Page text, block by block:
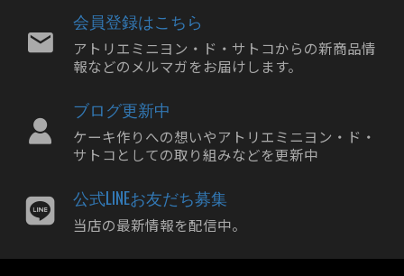
2024年06月
2024年05月
2024年04月
2024年02月
2024年01月
2023年11月
2023年10月
2023年09月
会員登録はこちら
アトリエミニヨン・ド・サトコからの新商品情
報などのメルマガをお届けします。
ブログ更新中
ケーキ作りへの想いやアトリエミニヨン・ド・
サトコとしての取り組みなどを更新中
公式LINEお友だち募集
当店の最新情報を配信中。